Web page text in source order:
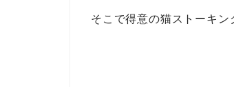
そこで得意の猫ストーキン